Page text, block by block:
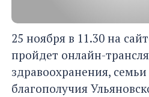
25 ноября в 11.30 на
пройдет онлайн-
здравоохранения,
благополучия